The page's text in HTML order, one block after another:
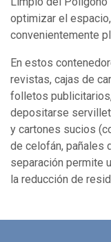
optimizar el
convenientemente
En estos
revistas, cajas de
folletos
depositarse
y cartones sucios
de celofán, pañales
separación permite
la reducción de